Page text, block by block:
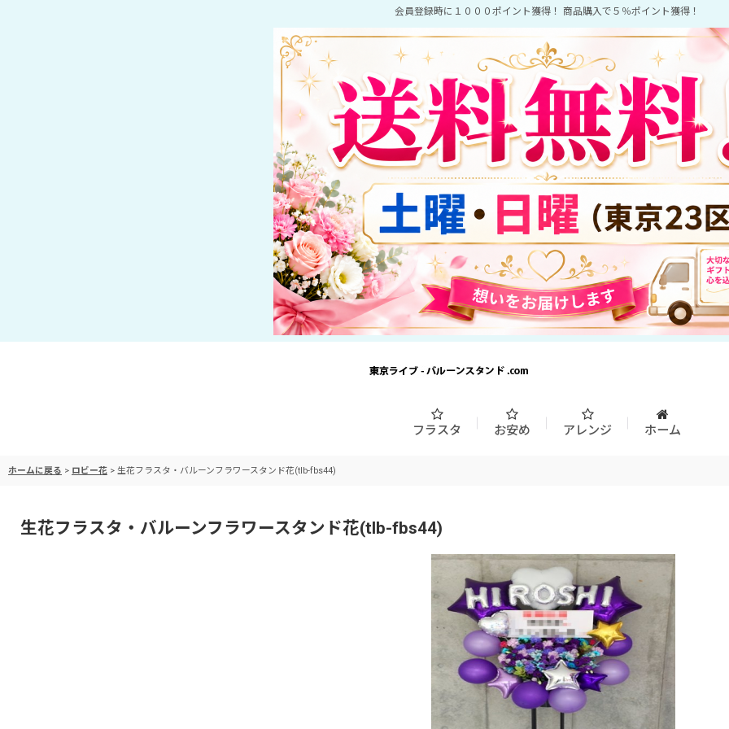
会員登録時に１０００ポイント獲得！ 商品購入で５％ポイント獲得！
フラスタ お安め アレンジ ホーム
ホームに戻る > ロビー花 > 生花フラスタ・バルーンフラワースタンド花(tlb-fbs44)
生花フラスタ・バルーンフラワースタンド花(tlb-fbs44)